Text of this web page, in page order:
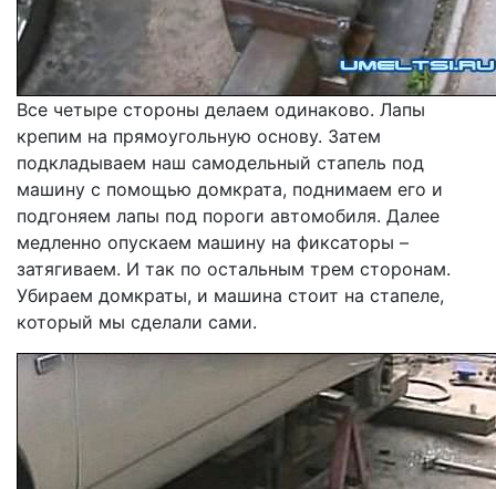
Все четыре стороны делаем одинаково. Лапы
крепим на прямоугольную основу. Затем
подкладываем наш самодельный стапель под
машину с помощью домкрата, поднимаем его и
подгоняем лапы под пороги автомобиля. Далее
медленно опускаем машину на фиксаторы –
затягиваем. И так по остальным трем сторонам.
Убираем домкраты, и машина стоит на стапеле,
который мы сделали сами.